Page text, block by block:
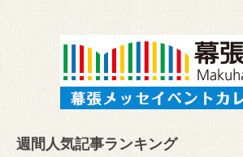
週間人気記事ランキング